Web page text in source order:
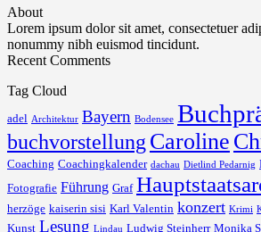
About
Lorem ipsum dolor sit amet, consectetuer
nonummy nibh euismod tincidunt.
Recent Comments
Tag Cloud
adel Architektur Bayern Bodensee
buchvorstellung Caroline
Coaching Coachingkalender dachau Dietlind Pedarnig
Fotografie Führung Graf
herzöge kaiserin sisi Karl Valentin konzert Krimi
Kunst Lesung Lindau Ludwig Steinherr Monika